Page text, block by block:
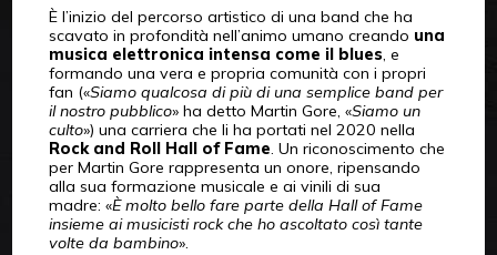
È l’inizio del percorso artistico di una band che ha
scavato in profondità nell’animo umano creando una
musica elettronica intensa come il blues, e
formando una vera e propria comunità con i propri
fan («Siamo qualcosa di più di una semplice band per
il nostro pubblico» ha detto Martin Gore, «Siamo un
culto») una carriera che li ha portati nel 2020 nella
Rock and Roll Hall of Fame. Un riconoscimento che
per Martin Gore rappresenta un onore, ripensando
alla sua formazione musicale e ai vinili di sua
madre: «È molto bello fare parte della Hall of Fame
insieme ai musicisti rock che ho ascoltato così tante
volte da bambino».